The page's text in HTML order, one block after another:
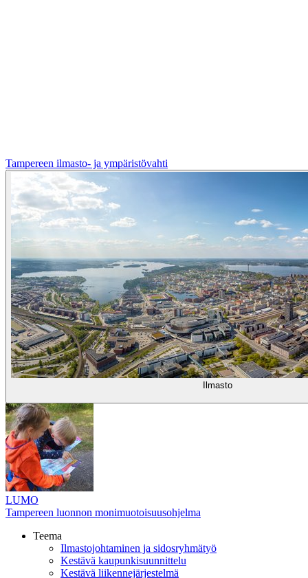
Tampereen ilmasto- ja ympäristövahti
Ilmasto
LUMO
Tampereen luonnon monimuotoisuusohjelma
Teema
Ilmastojohtaminen ja sidosryhmätyö
Kestävä kaupunkisuunnittelu
Kestävä liikennejärjestelmä